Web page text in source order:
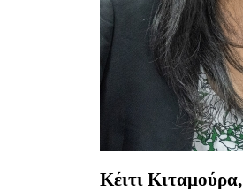
Κέιτι Κιταμούρα,